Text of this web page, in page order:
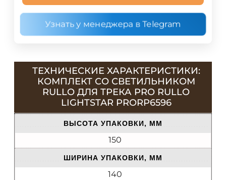
Узнать у менеджера в Telegram
ТЕХНИЧЕСКИЕ ХАРАКТЕРИСТИКИ:
КОМПЛЕКТ СО СВЕТИЛЬНИКОМ
RULLO ДЛЯ ТРЕКА PRO RULLO
LIGHTSTAR PRORP6596
ВЫСОТА УПАКОВКИ, ММ
150
ШИРИНА УПАКОВКИ, ММ
140